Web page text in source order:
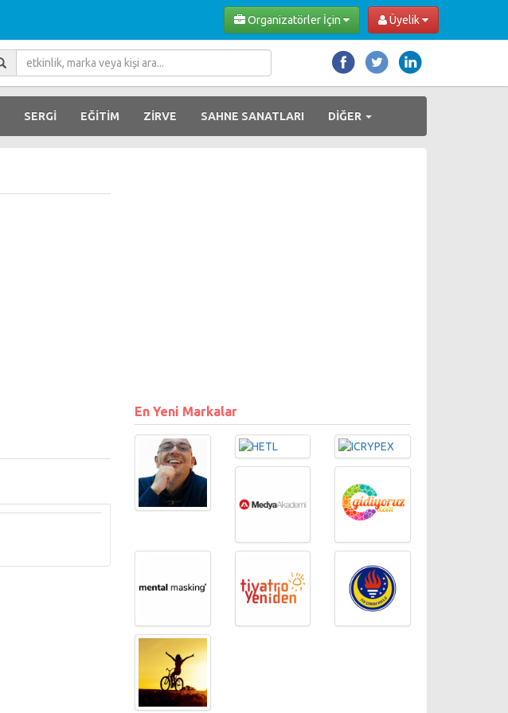
Üyelik
Organizatörler İçin
SERGİ EĞİTİM ZİRVE SAHNE SANATLARI DİĞER
En Yeni Markalar